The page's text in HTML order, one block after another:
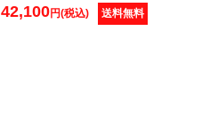
42,100円(税込) 送料無料